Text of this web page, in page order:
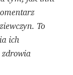
To
ich